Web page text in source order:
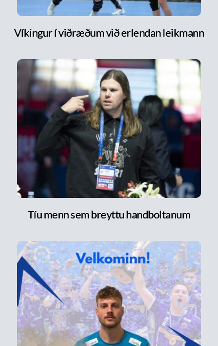
Víkingur í viðræðum við erlendan leikmann
Tíu menn sem breyttu handboltanum